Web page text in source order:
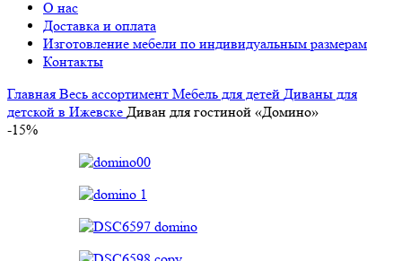
О нас
Доставка и оплата
Изготовление мебели по индивидуальным размерам
Контакты
Главная Весь ассортимент Мебель для детей Диваны для
детской в Ижевске Диван для гостиной «Домино»
-15%